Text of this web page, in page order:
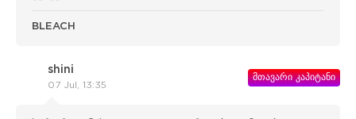
BLEACH
shini
07 Jul, 13:35
მთავარი კაპიტანი